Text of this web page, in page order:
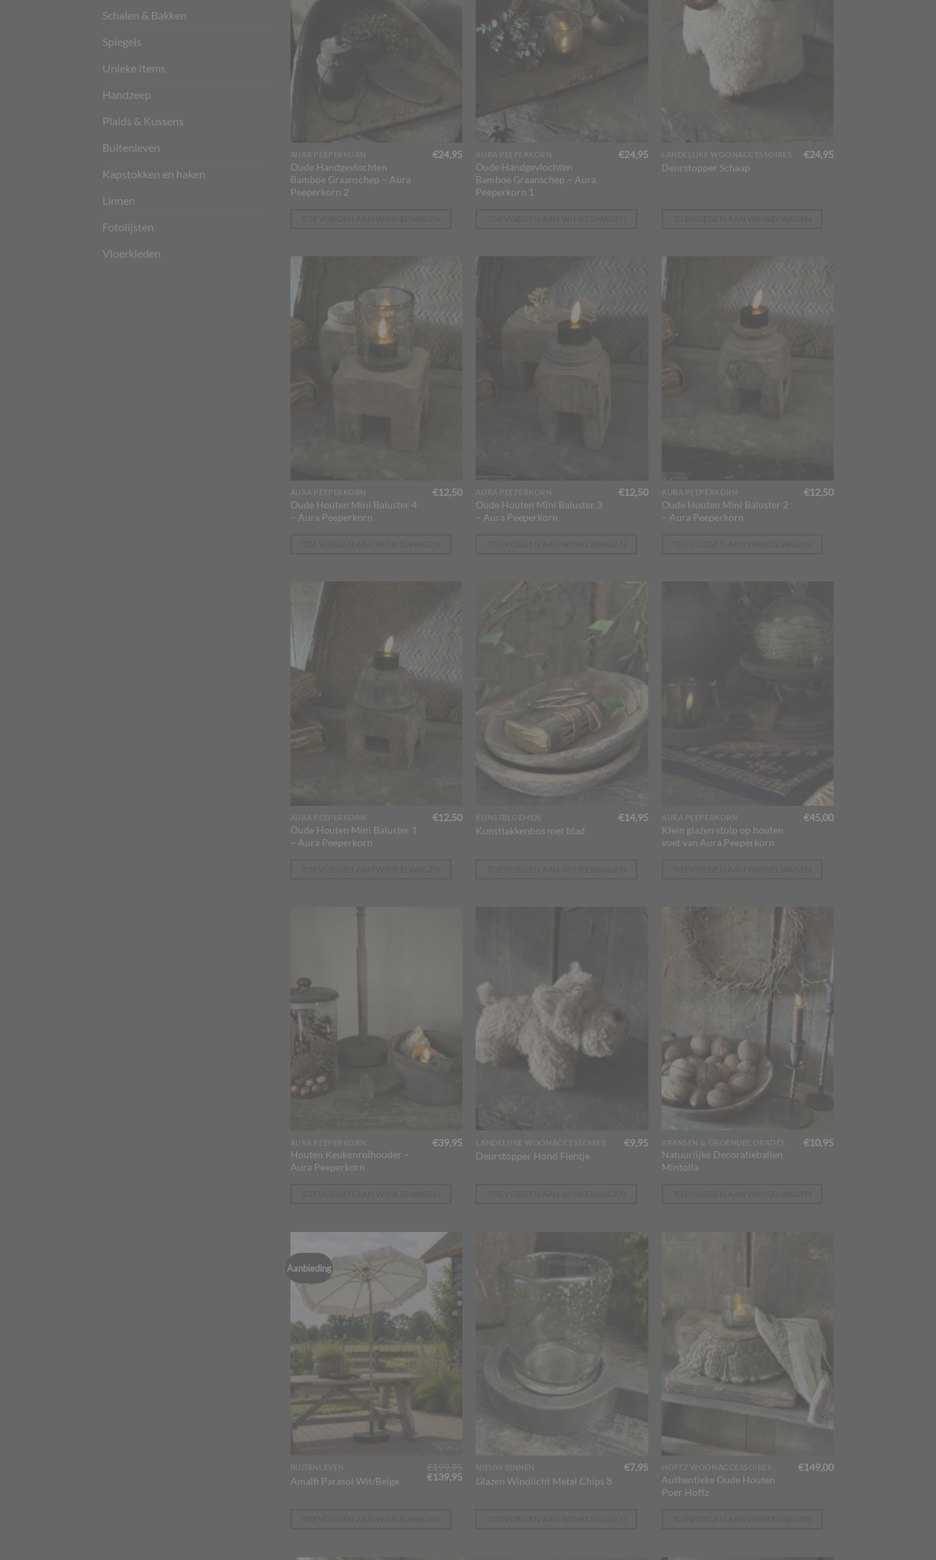
Schalen & Bakken
Spiegels
Unieke Items
Handzeep
Plaids & Kussens
Buitenleven
Kapstokken en haken
Linnen
Fotolijsten
Vloerkleden
AURA PEEPERKORN
Oude Handgevlochten
Bamboe Graanschep – Aura
Peeperkorn 2
€24,95 AURA PEEPERKORN
Oude Handgevlochten
Bamboe Graanschep – Aura
Peeperkorn 1
€24,95 LANDELIJKE WOONACCESSOIRES
Deurstopper Schaap
€24,95
AURA PEEPERKORN
Oude Houten Mini Baluster 4
– Aura Peeperkorn
€12,50 AURA PEEPERKORN
Oude Houten Mini Baluster 3
– Aura Peeperkorn
€12,50 AURA PEEPERKORN
Oude Houten Mini Baluster 2
– Aura Peeperkorn
€12,50
AURA PEEPERKORN
Oude Houten Mini Baluster 1
– Aura Peeperkorn
€12,50 KUNSTBLOEMEN
Kunsttakkenbos met blad
€14,95 AURA PEEPERKORN
Klein glazen stolp op houten
voet van Aura Peeperkorn
€45,00
AURA PEEPERKORN
Houten Keukenrolhouder –
Aura Peeperkorn
€39,95 LANDELIJKE WOONACCESSOIRES
Deurstopper Hond Fientje
€9,95 KRANSEN & GROENDECORATIES
Natuurlijke Decoratieballen
Mintolla
€10,95
Aanbieding
BUITENLEVEN
Amalfi Parasol Wit/Beige
Oorspronkelijke
€139,95Huidige
prijs
NIEUW BINNEN
Glazen Windlicht Metal Chips 8
€7,95 HOFFZ WOONACCESSOIRES
Authentieke Oude Houten
Poer Hoffz
€149,00